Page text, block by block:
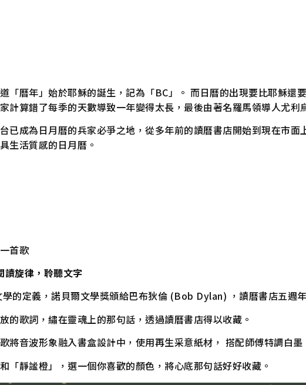
「曆年」始於耶穌的誕生，記為「BC」。 而日曆的出現要比耶穌還
計算錯了每季的天數導致一年變得太長，最後由著名羅馬領導人尤利
已成為日月曆的兵家必爭之地，從多年前的讀曆書店開始到現在市
生活質感的日月曆。
首歌
旋律，聆聽文字
的定義，諾貝爾文學獎頒給巴布狄倫 (Bob Dylan) ，讀曆書店五週
的歌詞，繡在靈魂上的那句話，透過讀曆書店得以收藏。
將音波形象融入書盒設計中，使用再生采意紙材， 搭配師傅特調白墨
「靜謐橙」，選一個你喜歡的顏色，將心底那句話好好收藏。